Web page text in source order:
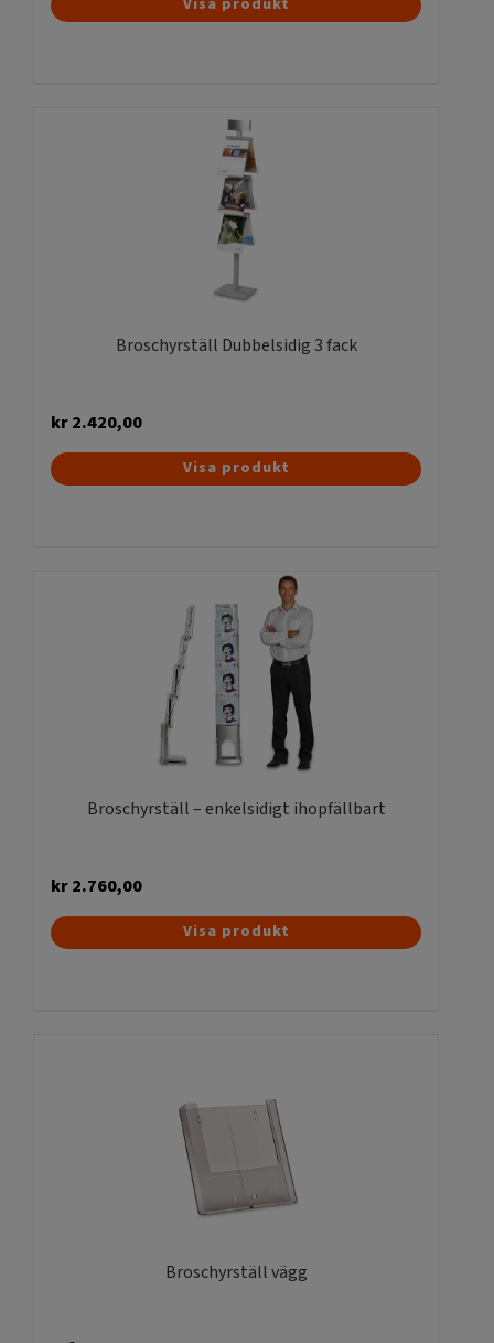
här
varianter.
De
olika
alternativen
kan
på
Broschyrställ Dubbelsidig 3 fack
kr2.420,00
Visa produkt
Broschyrställ – enkelsidigt ihopfällbart
kr2.760,00
Visa produkt
Broschyrställ vägg